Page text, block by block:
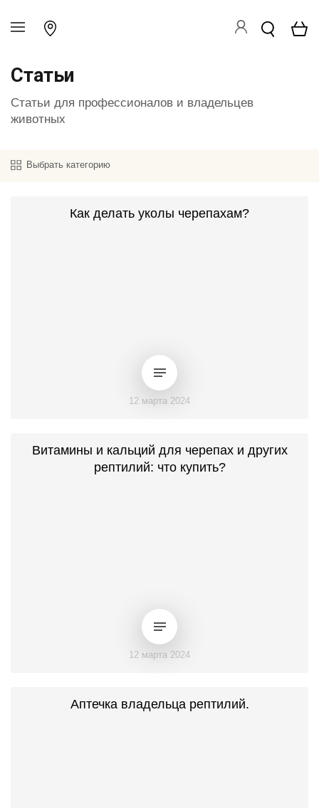
Статьи
Статьи для профессионалов и владельцев
животных
Выбрать категорию
Как делать уколы черепахам?
12 марта 2024
Витамины и кальций для черепах и других
рептилий: что купить?
12 марта 2024
Аптечка владельца рептилий.